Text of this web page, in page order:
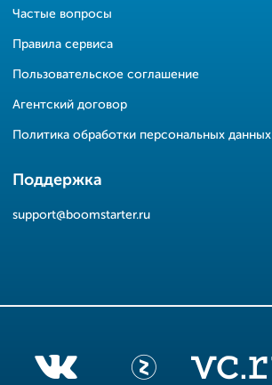
Частые вопросы
Правила сервиса
Пользовательское соглашение
Агентский договор
Политика обработки персональных данных
Поддержка
support@boomstarter.ru